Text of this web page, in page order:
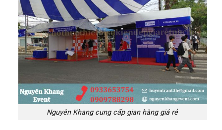
Nguyên Khang cung cấp gian hàng giá rẻ